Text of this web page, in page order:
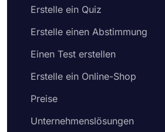
Erstelle ein Quiz
Erstelle einen Abstimmung
Einen Test erstellen
Erstelle ein Online-Shop
Preise
Unternehmenslösungen